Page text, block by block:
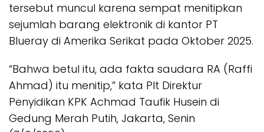
tersebut muncul karena sempat menitipkan
sejumlah barang elektronik di kantor PT
Blueray di Amerika Serikat pada Oktober 2025.
“Bahwa betul itu, ada fakta saudara RA (Raffi
Ahmad) itu menitip,” kata Plt Direktur
Penyidikan KPK Achmad Taufik Husein di
Gedung Merah Putih, Jakarta, Senin